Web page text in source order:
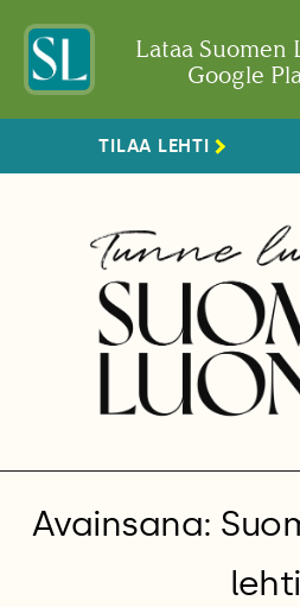
Lataa Suomen
Google
TILAA LEHTI
Avainsana:
lehti